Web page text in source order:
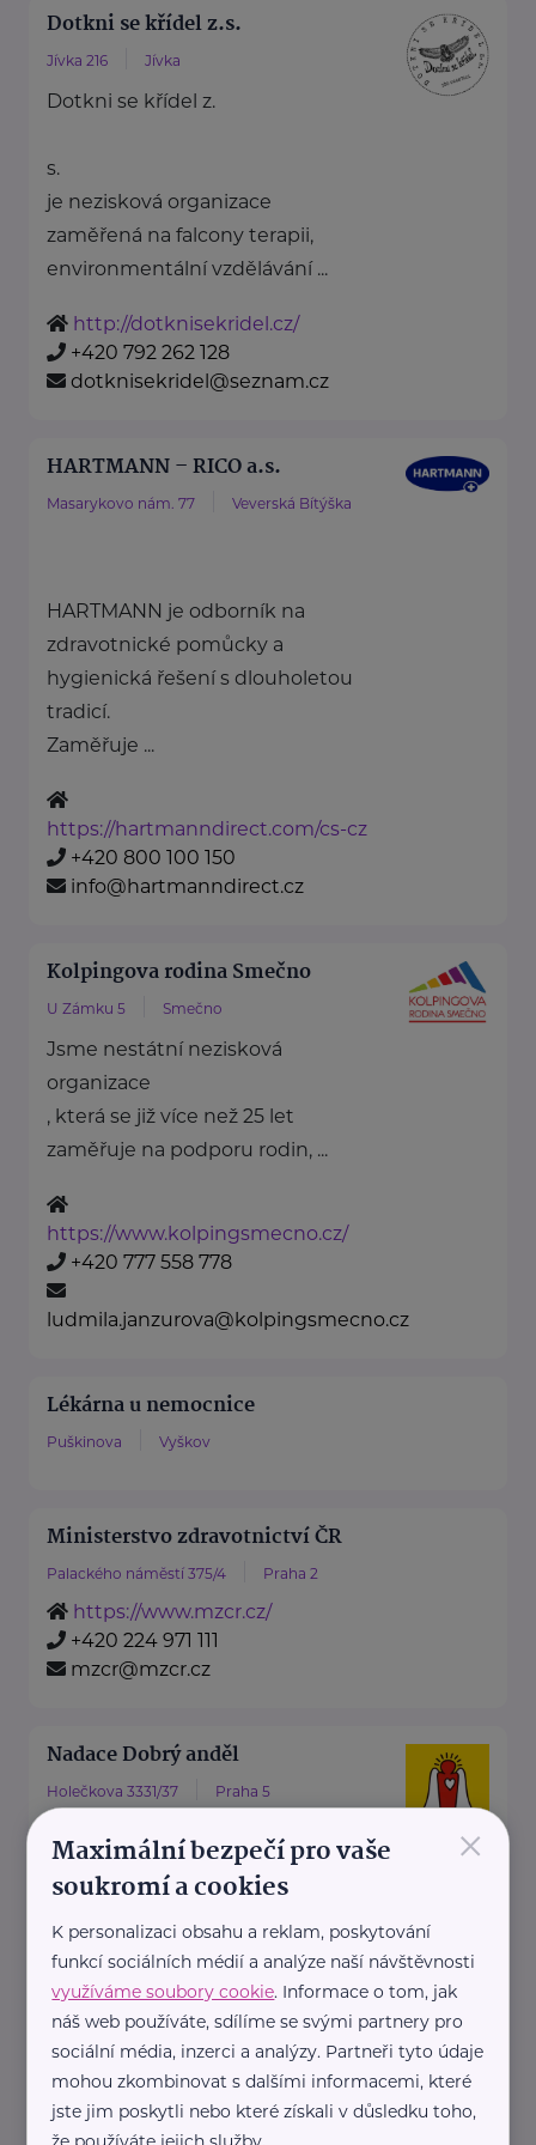
Dotkni se křídel z.s.
Jívka 216 Jívka
Dotkni se křídel z.
s.
je nezisková organizace
zaměřená na falcony terapii,
environmentální vzdělávání ...
http://dotknisekridel.cz/
+420 792 262 128
dotknisekridel@seznam.cz
HARTMANN – RICO a.s.
Masarykovo nám. 77 Veverská Bítýška
HARTMANN je odborník na
zdravotnické pomůcky a
hygienická řešení s dlouholetou
tradicí.
Zaměřuje ...
https://hartmanndirect.com/cs-cz
+420 800 100 150
info@hartmanndirect.cz
Kolpingova rodina Smečno
U Zámku 5 Smečno
Jsme nestátní nezisková
organizace
, která se již více než 25 let
zaměřuje na podporu rodin, ...
https://www.kolpingsmecno.cz/
+420 777 558 778
ludmila.janzurova@kolpingsmecno.cz
Lékárna u nemocnice
Puškinova Vyškov
Ministerstvo zdravotnictví ČR
Palackého náměstí 375/4 Praha 2
https://www.mzcr.cz/
+420 224 971 111
mzcr@mzcr.cz
Nadace Dobrý anděl
Holečkova 3331/37 Praha 5
Nadace Dobrý anděl pomáhá
rodinám s dětmi, ve kterých se
dítě, maminka nebo tatínek
potýkají ...
https://www.dobryandel.cz/
+420 733 119 119
dobryandel@dobryandel.cz
Nadační fond Spolu s odvahou
×
Maximální bezpečí pro vaše
soukromí a cookies
K personalizaci obsahu a reklam, poskytování
funkcí sociálních médií a analýze naší návštěvnosti
využíváme soubory cookie. Informace o tom, jak
náš web používáte, sdílíme se svými partnery pro
sociální média, inzerci a analýzy. Partneři tyto údaje
mohou zkombinovat s dalšími informacemi, které
jste jim poskytli nebo které získali v důsledku toho,